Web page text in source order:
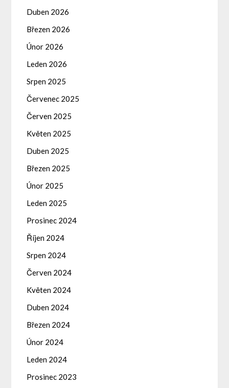
Duben 2026
Březen 2026
Únor 2026
Leden 2026
Srpen 2025
Červenec 2025
Červen 2025
Květen 2025
Duben 2025
Březen 2025
Únor 2025
Leden 2025
Prosinec 2024
Říjen 2024
Srpen 2024
Červen 2024
Květen 2024
Duben 2024
Březen 2024
Únor 2024
Leden 2024
Prosinec 2023